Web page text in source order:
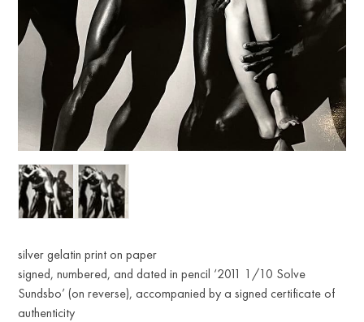
silver gelatin print on paper
signed, numbered, and dated in pencil ‘2011 1/10 Solve
Sundsbo’ (on reverse), accompanied by a signed certificate of
authenticity